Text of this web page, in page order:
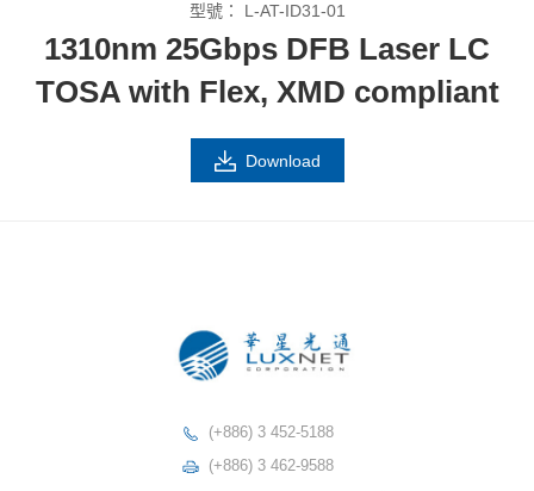
型號： L-AT-ID31-01
1310nm 25Gbps DFB Laser LC
TOSA with Flex, XMD compliant
Download
(+886) 3 452-5188
(+886) 3 462-9588